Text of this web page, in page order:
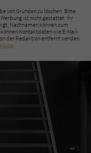
von Gründen zu löschen. Bitte
ist nicht gestattet. Ihr
Nachnamen können zum
Kontaktdaten wie E-Mail-
der Redaktion entfernt werden.
.